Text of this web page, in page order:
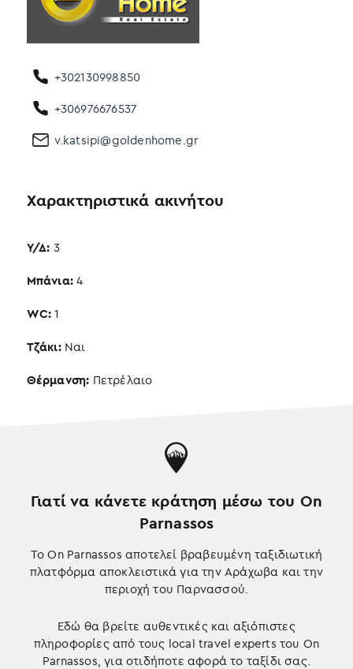
+302130998850
+306976676537
v.katsipi@goldenhome.gr
Χαρακτηριστικά ακινήτου
Υ/Δ: 3
Μπάνια:4
WC:1
Τζάκι: Ναι
Θέρμανση: Πετρέλαιο
Γιατί να κάνετε κράτηση μέσω του On
Parnassos
Το On Parnassos αποτελεί βραβευμένη ταξιδιωτική
πλατφόρμα αποκλειστικά για την Αράχωβα και την
περιοχή του Παρνασσού.
Εδώ θα βρείτε αυθεντικές και αξιόπιστες
πληροφορίες από τους local travel experts του On
Parnassos, για οτιδήποτε αφορά το ταξίδι σας.